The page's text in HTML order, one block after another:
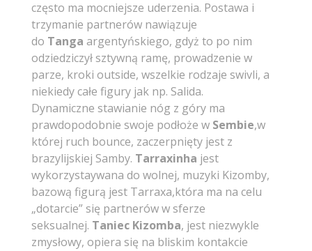
często ma mocniejsze uderzenia. Postawa i
trzymanie partnerów nawiązuje
do Tanga argentyńskiego, gdyż to po nim
odziedziczył sztywną ramę, prowadzenie w
parze, kroki outside, wszelkie rodzaje swivli, a
niekiedy całe figury jak np. Salida.
Dynamiczne stawianie nóg z góry ma
prawdopodobnie swoje podłoże w Sembie,w
której ruch bounce, zaczerpnięty jest z
brazylijskiej Samby. Tarraxinha jest
wykorzystaywana do wolnej, muzyki Kizomby,
bazową figurą jest Tarraxa,która ma na celu
„dotarcie” się partnerów w sferze
seksualnej. Taniec Kizomba, jest niezwykle
zmysłowy, opiera się na bliskim kontakcie